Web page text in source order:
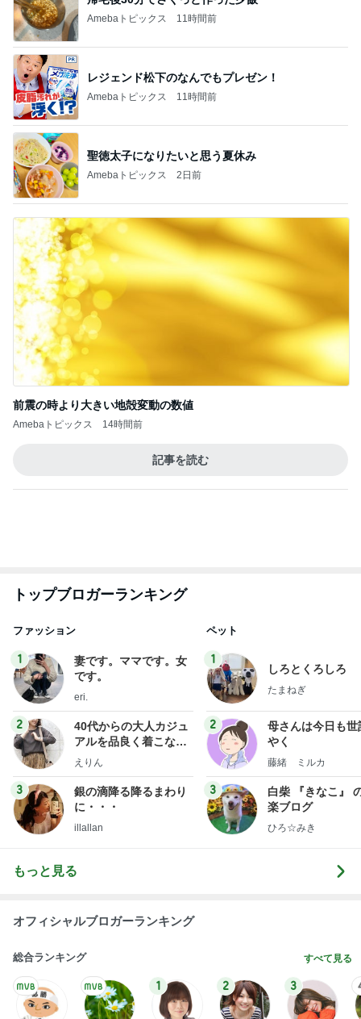
Amebaトピックス 11時間前
聖徳太子になりたいと思う夏休み
Amebaトピックス 2日前
前震の時より大きい地殻変動の数値
Amebaトピックス
です。
アルを品良く着こなす
ファッションブログ
えりん
3
銀の滴降る降るまわり
に・・・
illallan
やく
藤緒 ミルカ
3
白柴 『きなこ』
楽ブログ
ひろ☆みき
もっと見る
総合ランキング すべて見る
市川團十郎白
クロ
急上昇ランキング すべて見る